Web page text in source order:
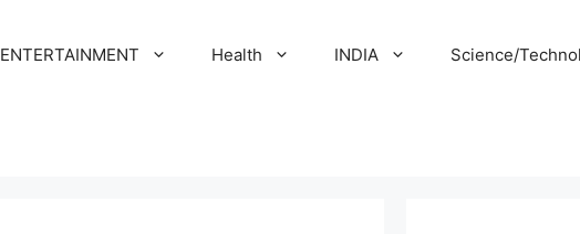
ENTERTAINMENT Health INDIA Science/